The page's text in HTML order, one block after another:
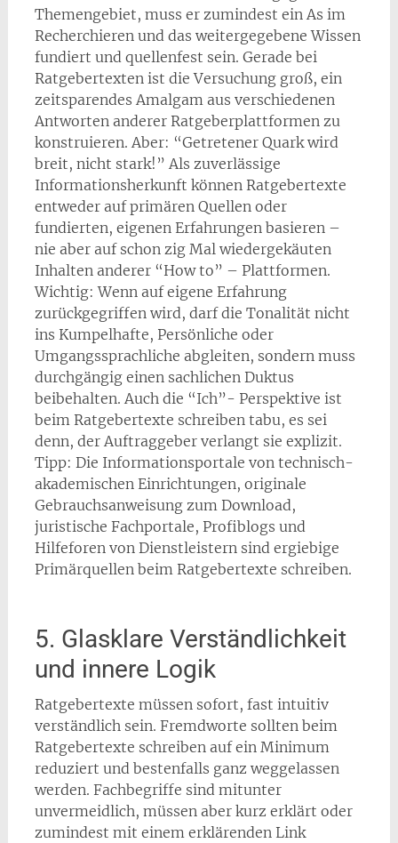
Themengebiet, muss er zumindest ein As im
Recherchieren und das weitergegebene Wissen
fundiert und quellenfest sein. Gerade bei
Ratgebertexten ist die Versuchung groß, ein
zeitsparendes Amalgam aus verschiedenen
Antworten anderer Ratgeberplattformen zu
konstruieren. Aber: “Getretener Quark wird
breit, nicht stark!” Als zuverlässige
Informationsherkunft können Ratgebertexte
entweder auf primären Quellen oder
fundierten, eigenen Erfahrungen basieren –
nie aber auf schon zig Mal wiedergekäuten
Inhalten anderer “How to” – Plattformen.
Wichtig: Wenn auf eigene Erfahrung
zurückgegriffen wird, darf die Tonalität nicht
ins Kumpelhafte, Persönliche oder
Umgangssprachliche abgleiten, sondern muss
durchgängig einen sachlichen Duktus
beibehalten. Auch die “Ich”- Perspektive ist
beim Ratgebertexte schreiben tabu, es sei
denn, der Auftraggeber verlangt sie explizit.
Tipp: Die Informationsportale von technisch-
akademischen Einrichtungen, originale
Gebrauchsanweisung zum Download,
juristische Fachportale, Profiblogs und
Hilfeforen von Dienstleistern sind ergiebige
Primärquellen beim Ratgebertexte schreiben.
5. Glasklare Verständlichkeit
und innere Logik
Ratgebertexte müssen sofort, fast intuitiv
verständlich sein. Fremdworte sollten beim
Ratgebertexte schreiben auf ein Minimum
reduziert und bestenfalls ganz weggelassen
werden. Fachbegriffe sind mitunter
unvermeidlich, müssen aber kurz erklärt oder
zumindest mit einem erklärenden Link